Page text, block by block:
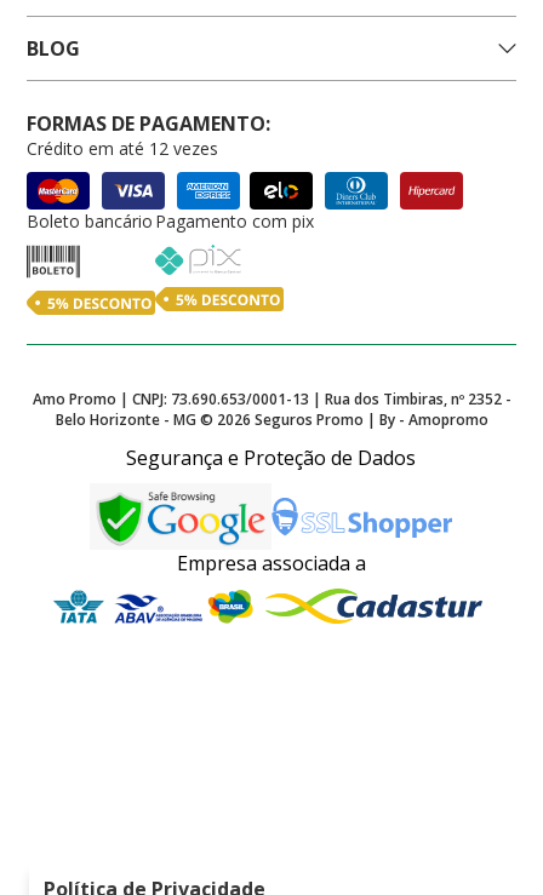
Política de Privacidade
BLOG
FORMAS DE PAGAMENTO:
Crédito em até 12 vezes
Boleto bancário Pagamento com pix
Amo Promo | CNPJ: 73.690.653/0001-13 | Rua dos Timbiras, nº 2352 -
Belo Horizonte - MG © 2026 Seguros Promo | By - Amopromo
Segurança e Proteção de Dados
Empresa associada a